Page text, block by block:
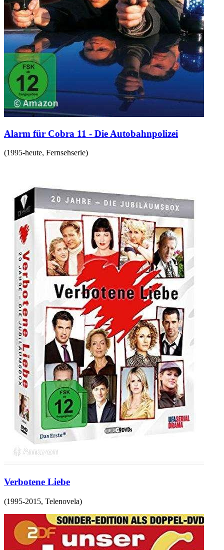
Alarm für Cobra 11 - Die Autobahnpolizei
(1995-heute, Fernsehserie)
Verbotene Liebe
(1995-2015, Telenovela)